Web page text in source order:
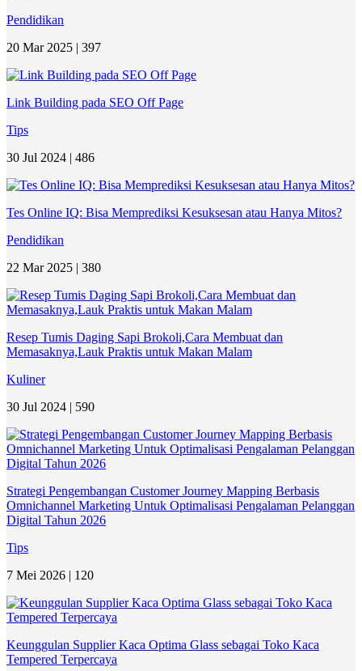
Pendidikan
20 Mar 2025 | 397
Link Building pada SEO Off Page
Tips
30 Jul 2024 | 486
Tes Online IQ: Bisa Memprediksi Kesuksesan atau Hanya Mitos?
Pendidikan
22 Mar 2025 | 380
Resep Tumis Daging Sapi Brokoli,Cara Membuat dan
Memasaknya,Lauk Praktis untuk Makan Malam
Kuliner
30 Jul 2024 | 590
Strategi Pengembangan Customer Journey Mapping Berbasis
Omnichannel Marketing Untuk Optimalisasi Pengalaman Pelanggan
Digital Tahun 2026
Tips
7 Mei 2026 | 120
Keunggulan Supplier Kaca Optima Glass sebagai Toko Kaca
Tempered Terpercaya